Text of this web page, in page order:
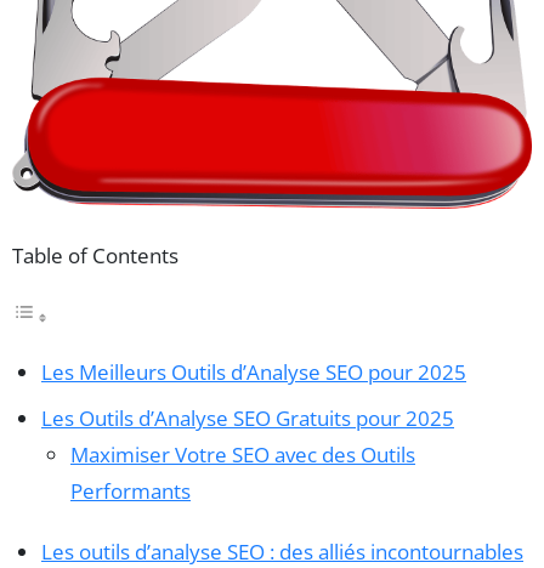
Table of Contents
Les Meilleurs Outils d’Analyse SEO pour 2025
Les Outils d’Analyse SEO Gratuits pour 2025
Maximiser Votre SEO avec des Outils
Performants
Les outils d’analyse SEO : des alliés incontournables